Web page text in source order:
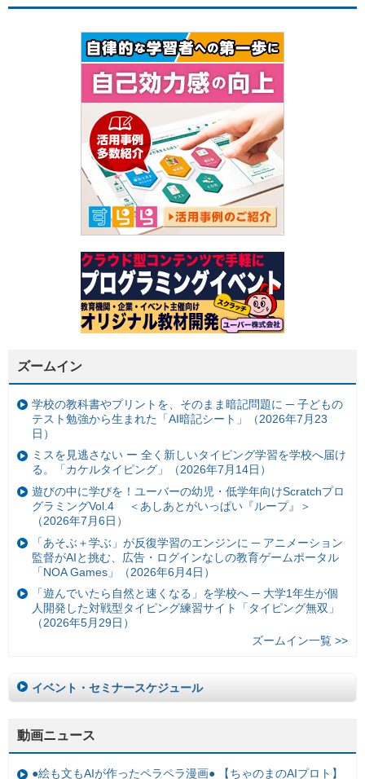
ズームイン
学校の教科書やプリントを、そのまま暗記問題に ─ 子どもの
テスト勉強から生まれた「AI暗記シート」（2026年7月23
日）
ミスを見逃さない ー 全く新しいタイピング学習を学校へ届け
る。「カケルタイピング」（2026年7月14日）
遊びの中に学びを！ユーバーの幼児・低学年向けScratchプロ
グラミングVol.4 ＜あしあとがいっぱい『ループ』＞
（2026年7月6日）
「あそぶ＋学ぶ」が反復学習のエンジンに ─ アニメーション
監督がAIと挑む、広告・ログインなしの教育ゲームポータル
「NOA Games」（2026年6月4日）
「遊んでいたら自然と速くなる」を学校へ ─ 大学1年生が個
人開発した対戦型タイピング練習サイト「タイピング無双」
（2026年5月29日）
ズームイン一覧 >>
イベント・セミナースケジュール
動画ニュース
●絵も文もAIが作ったペラペラ漫画● 【ちゃのまのAIプロト】